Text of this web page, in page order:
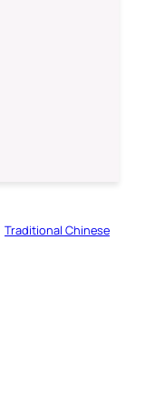
Traditional Chinese